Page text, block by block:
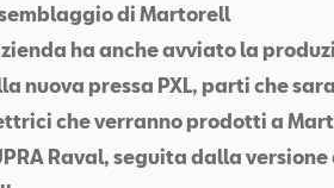
di Martorell
ha anche avviato la
nuova pressa PXL, parti che
che verranno prodotti a
Raval, seguita dalla